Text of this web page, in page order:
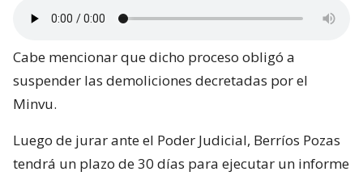
Cabe mencionar que dicho proceso obligó a
suspender las demoliciones decretadas por el
Minvu.
Luego de jurar ante el Poder Judicial, Berríos Pozas
tendrá un plazo de 30 días para ejecutar un informe